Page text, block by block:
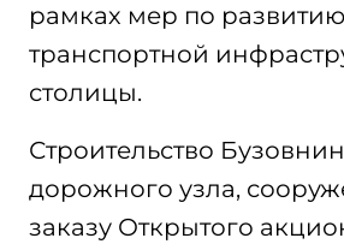
рамках мер по
транспортной
столицы.
Строительство
дорожного узла,
заказу Открытого